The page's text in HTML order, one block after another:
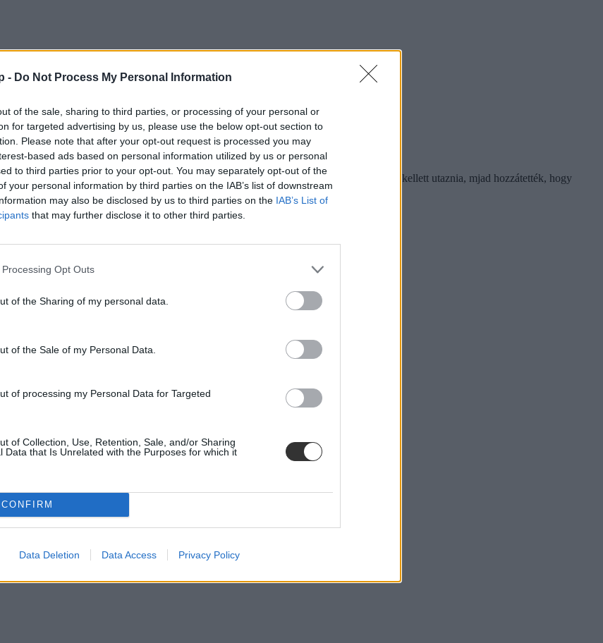
- Do Not Process My Personal Information
of the sale, sharing to third parties, or processing of your personal or
for targeted advertising by us, please use the below opt-out section to
Please note that after your opt-out request is processed you may
based ads based on personal information utilized by us or personal
to third parties prior to your opt-out. You may separately opt-out of the
your personal information by third parties on the IAB’s list of downstream
may also be disclosed by us to third parties on the IAB’s List of
that may further disclose it to other third parties.
Opt Outs
of the Sharing of my personal data.
of the Sale of my Personal Data.
of processing my Personal Data for Targeted
of Collection, Use, Retention, Sale, and/or Sharing
Data that Is Unrelated with the Purposes for which it
CONFIRM
Data Deletion Data Access Privacy Policy
9 gyereket kezeltek az egészségházukban, egy 19 fős csoportnak pedig haza kellett utaznia, mjad hozzátették, hogy